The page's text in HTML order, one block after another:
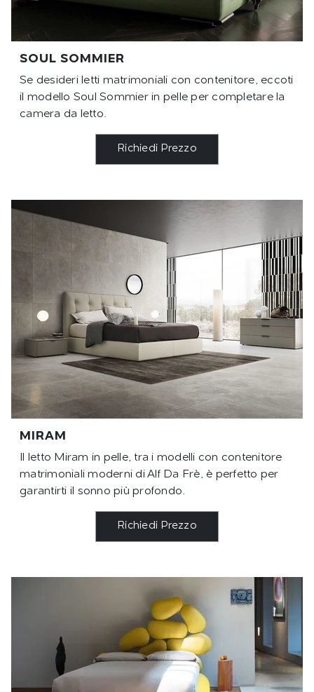
SOUL SOMMIER
Se desideri letti matrimoniali con contenitore, eccoti
il modello Soul Sommier in pelle per completare la
camera da letto.
Richiedi Prezzo
MIRAM
Il letto Miram in pelle, tra i modelli con contenitore
matrimoniali moderni di Alf Da Frè, è perfetto per
garantirti il sonno più profondo.
Richiedi Prezzo